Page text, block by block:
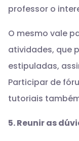
professor o
O mesmo vale
atividades, que
estipuladas,
Participar de
tutoriais
5. Reunir as